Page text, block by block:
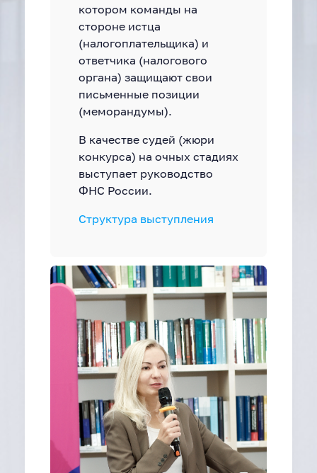
котором команды на
стороне истца
(налогоплательщика) и
ответчика (налогового
органа) защищают свои
письменные позиции
(меморандумы).
В качестве судей (жюри
конкурса) на очных стадиях
выступает руководство
ФНС России.
Структура выступления